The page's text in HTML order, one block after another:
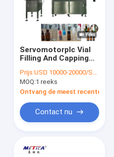
Servomotorplc Vial
Filling And Capping
het Afdekken
Machine
Prijs:USD 10000-20000/SET
MOQ:1 reeks
Ontvang de meest recente
Contact nu